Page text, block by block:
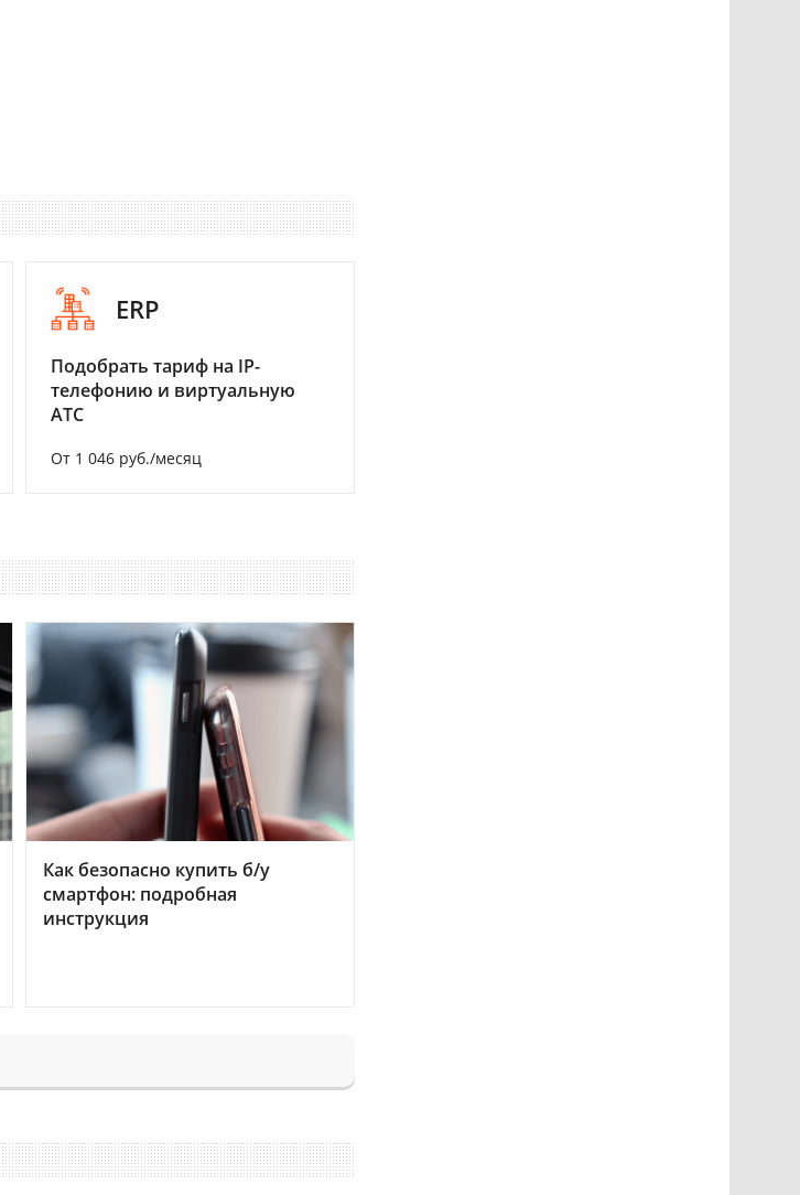
ERP
Подобрать тариф на IP-
телефонию и виртуальную
АТС
От 1 046 руб./месяц
Как безопасно купить б/у
смартфон: подробная
инструкция